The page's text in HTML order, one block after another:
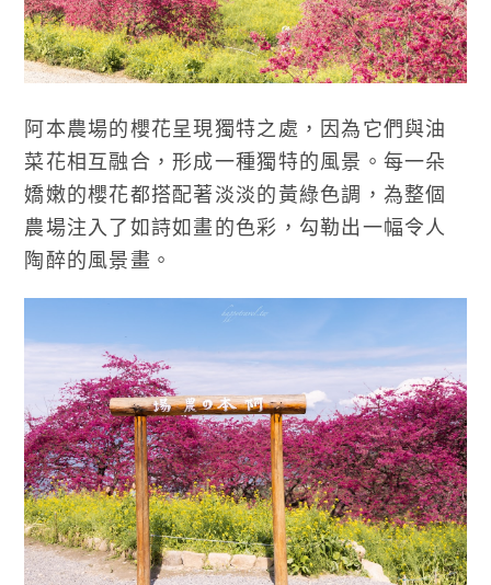
阿本農場的櫻花呈現獨特之處，因為它們與油
菜花相互融合，形成一種獨特的風景。每一朵
嬌嫩的櫻花都搭配著淡淡的黃綠色調，為整個
農場注入了如詩如畫的色彩，勾勒出一幅令人
陶醉的風景畫。